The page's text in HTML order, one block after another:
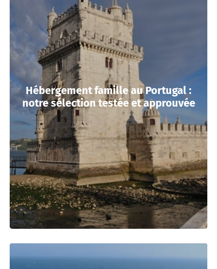
Hébergement famille au Portugal :
notre sélection testée et approuvée